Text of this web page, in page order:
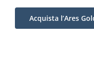
Acquista l’Ares